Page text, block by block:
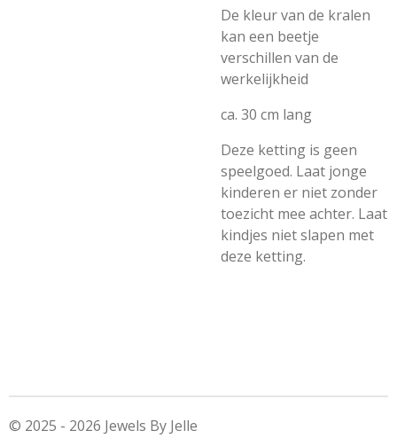
De kleur van de kralen
kan een beetje
verschillen van de
werkelijkheid
ca. 30 cm lang
Deze ketting is geen
speelgoed. Laat jonge
kinderen er niet zonder
toezicht mee achter. Laat
kindjes niet slapen met
deze ketting.
© 2025 - 2026 Jewels By Jelle